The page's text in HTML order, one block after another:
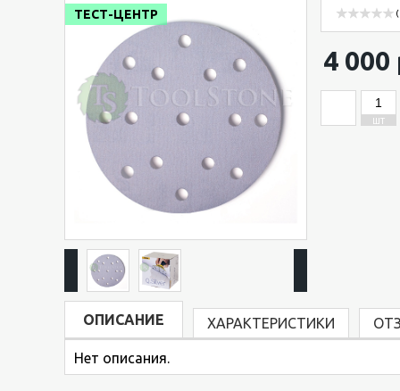
ТЕСТ-ЦЕНТР
4 000
ШТ
ОПИСАНИЕ ХАРАКТЕРИСТИКИ
Нет описания.